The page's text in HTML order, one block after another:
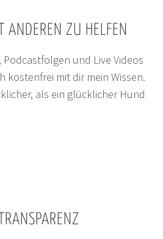
ANDEREN ZU HELFEN
und Live Videos
kostenfrei mit dir mein Wissen.
als ein glücklicher Hund